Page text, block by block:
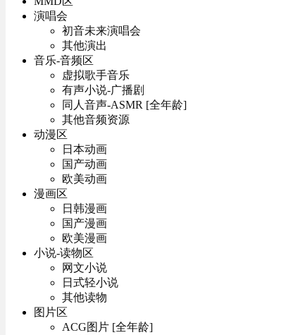
演唱会
初音未来演唱会
其他演出
音乐-音频区
虚拟歌手音乐
有声小说-广播剧
同人音声-ASMR [全年龄]
其他音频资源
动漫区
日本动画
国产动画
欧美动画
漫画区
日韩漫画
国产漫画
欧美漫画
小说-读物区
网文小说
日式轻小说
其他读物
图片区
ACG图片 [全年龄]